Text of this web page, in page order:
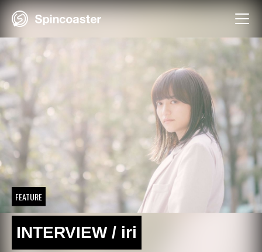
Skip
FEATURE
INTERVIEW / iri